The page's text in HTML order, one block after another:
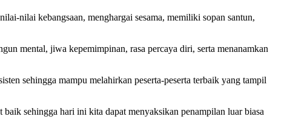
nilai kebangsaan, menghargai sesama, memiliki sopan santun,
mental, jiwa kepemimpinan, rasa percaya diri, serta menanamkan
sehingga mampu melahirkan peserta-peserta terbaik yang tampil
sehingga hari ini kita dapat menyaksikan penampilan luar biasa